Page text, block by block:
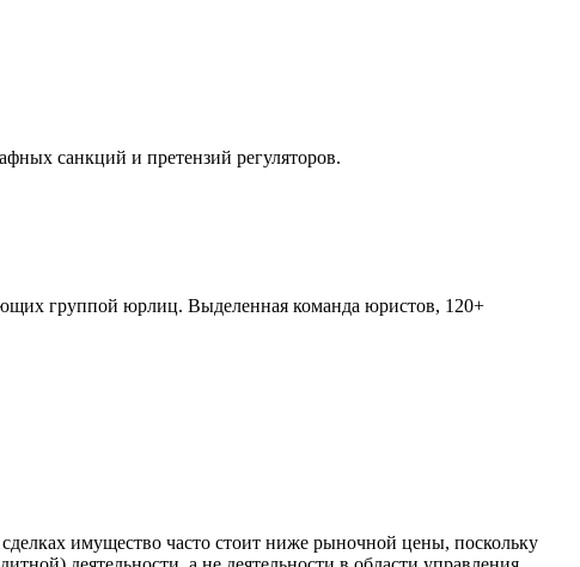
санкций и претензий регуляторов.
группой юрлиц. Выделенная команда юристов, 120+
имущество часто стоит ниже рыночной цены, поскольку